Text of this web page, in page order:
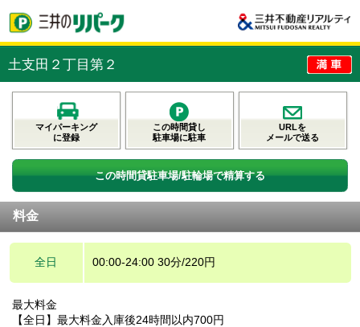
土支田２丁目第２
マイパーキング
に登録
この時間貸し
駐車場に駐車
URLを
メールで送る
この時間貸駐車場/駐輪場で精算する
料金
全日 00:00-24:00 30分/220円
最大料金
【全日】最大料金入庫後24時間以内700円